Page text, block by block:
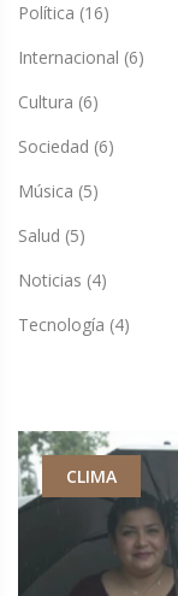
Política (16)
Internacional (6)
Cultura (6)
Sociedad (6)
Música (5)
Salud (5)
Noticias (4)
Tecnología (4)
CLIMA